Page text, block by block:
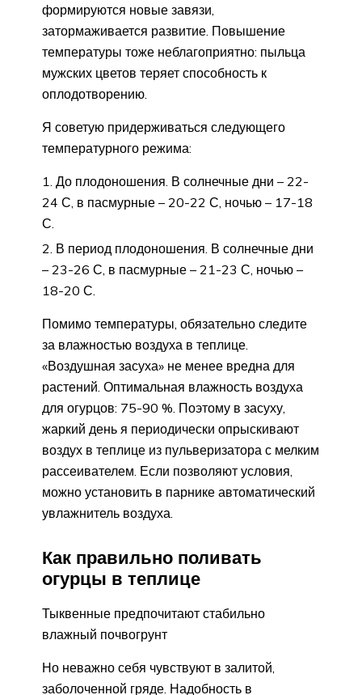
формируются новые завязи,
затормаживается развитие. Повышение
температуры тоже неблагоприятно: пыльца
мужских цветов теряет способность к
оплодотворению.
Я советую придерживаться следующего
температурного режима:
До плодоношения. В солнечные дни – 22-
24 С, в пасмурные – 20-22 С, ночью – 17-18
С.
В период плодоношения. В солнечные дни
– 23-26 С, в пасмурные – 21-23 С, ночью –
18-20 С.
Помимо температуры, обязательно следите
за влажностью воздуха в теплице.
«Воздушная засуха» не менее вредна для
растений. Оптимальная влажность воздуха
для огурцов: 75-90 %. Поэтому в засуху,
жаркий день я периодически опрыскивают
воздух в теплице из пульверизатора с мелким
рассеивателем. Если позволяют условия,
можно установить в парнике автоматический
увлажнитель воздуха.
Как правильно поливать
огурцы в теплице
Тыквенные предпочитают стабильно
влажный почвогрунт
Но неважно себя чувствуют в залитой,
заболоченной гряде. Надобность в